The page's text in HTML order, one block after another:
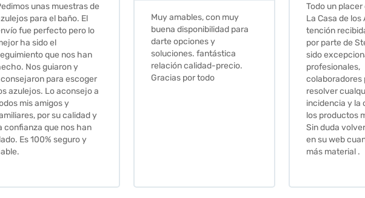
Muy amables, con muy
buena disponibilidad para
darte opciones y
soluciones. fantástica
relación calidad-precio.
Gracias por todo
La Casa de los Azulejos. La
tención recibida, sobretodo
por parte de Stephanie, ha
sido excepcional. Serios,
profesionales,
colaboradores para
Excelente
muy
sus clientes,
recomiendo.